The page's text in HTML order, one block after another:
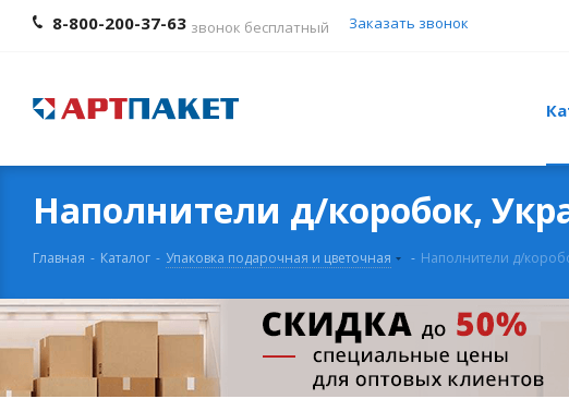
8-800-200-37-63 звонок бесплатный Заказать звонок
Наполнители д/коробок,
Главная - Каталог - Упаковка подарочная и цветочная - Наполнители д/